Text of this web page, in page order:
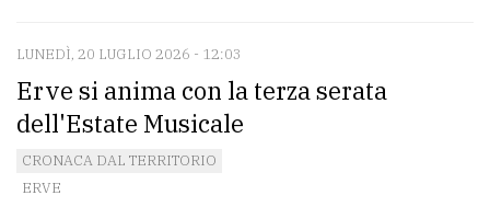
LUNEDÌ, 20 LUGLIO 2026 - 12:03
Erve si anima con la terza serata
dell'Estate Musicale
CRONACA DAL TERRITORIO
ERVE